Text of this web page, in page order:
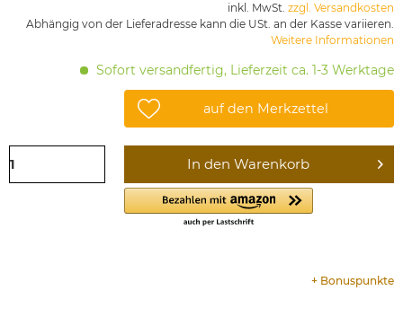
inkl. MwSt. zzgl. Versandkosten
Abhängig von der Lieferadresse kann die USt. an der Kasse variieren.
Weitere Informationen
Sofort versandfertig, Lieferzeit ca. 1-3 Werktage
auf den Merkzettel
In den Warenkorb
+ Bonuspunkte